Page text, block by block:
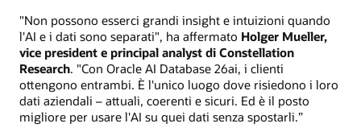
"Non possono esserci grandi insight e intuizioni quando
l'AI e i dati sono separati", ha affermato Holger Mueller,
vice president e principal analyst di Constellation
Research. "Con Oracle AI Database 26ai, i clienti
ottengono entrambi. È l'unico luogo dove risiedono i loro
dati aziendali – attuali, coerenti e sicuri. Ed è il posto
migliore per usare l'AI su quei dati senza spostarli.”